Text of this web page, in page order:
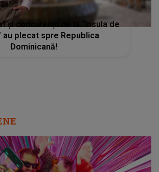
și concurenții de la “Insula de
au plecat spre Republica
Dominicană!